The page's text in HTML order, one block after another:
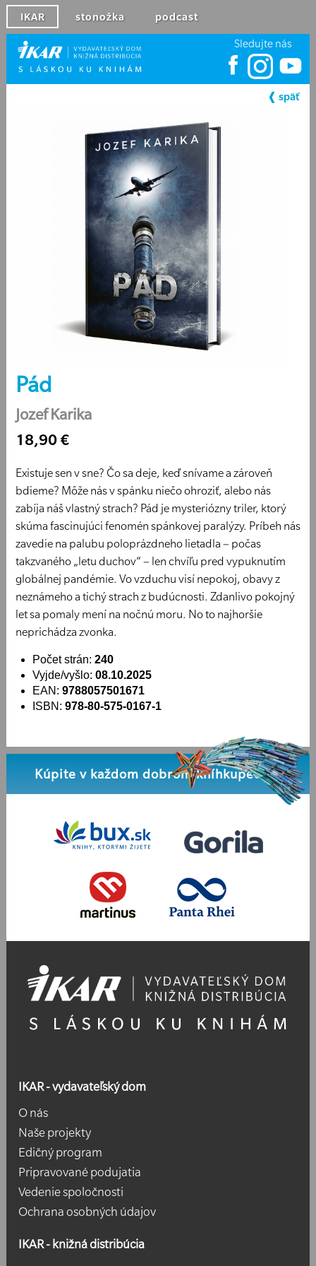
IKAR stonožka podcast
Sledujte nás
Pád
Jozef Karika
18,90 €
Existuje sen v sne? Čo sa deje, keď snívame a zároveň
bdieme? Môže nás v spánku niečo ohroziť, alebo nás
zabíja náš vlastný strach? Pád je mysteriózny triler, ktorý
skúma fascinujúci fenomén spánkovej paralýzy. Príbeh nás
zavedie na palubu poloprázdneho lietadla – počas
takzvaného „letu duchov“ – len chvíľu pred vypuknutím
globálnej pandémie. Vo vzduchu visí nepokoj, obavy z
neznámeho a tichý strach z budúcnosti. Zdanlivo pokojný
let sa pomaly mení na nočnú moru. No to najhoršie
neprichádza zvonka.
Počet strán: 240
Vyjde/vyšlo: 08.10.2025
EAN: 9788057501671
ISBN: 978-80-575-0167-1
❰ späť
Kúpite v každom dobrom kníhkupectve
IKAR - vydavateľský dom
O nás
Naše projekty
Edičný program
Pripravované podujatia
Vedenie spoločnosti
Ochrana osobných údajov
IKAR - knižná distribúcia